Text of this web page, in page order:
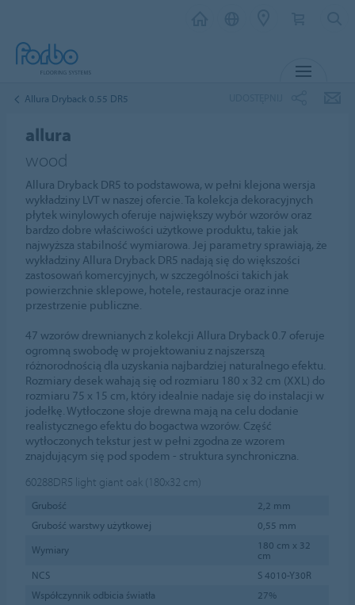
Allura Dryback 0.55 DR5
allura
wood
Allura Dryback DR5 to podstawowa, w pełni klejona wersja
wykładziny LVT w naszej ofercie. Ta kolekcja dekoracyjnych
płytek winylowych oferuje największy wybór wzorów oraz
bardzo dobre właściwości użytkowe produktu, takie jak
najwyższa stabilność wymiarowa. Jej parametry sprawiają, że
wykładziny Allura Dryback DR5 nadają się do większości
zastosowań komercyjnych, w szczególności takich jak
powierzchnie sklepowe, hotele, restauracje oraz inne
przestrzenie publiczne.
47 wzorów drewnianych z kolekcji Allura Dryback 0.7 oferuje
ogromną swobodę w projektowaniu z najszerszą
różnorodnością dla uzyskania najbardziej naturalnego efektu.
Rozmiary desek wahają się od rozmiaru 180 x 32 cm (XXL) do
rozmiaru 75 x 15 cm, który idealnie nadaje się do instalacji w
jodełkę. Wytłoczone słoje drewna mają na celu dodanie
realistycznego efektu do bogactwa wzorów. Część
wytłoczonych tekstur jest w pełni zgodna ze wzorem
znajdującym się pod spodem - struktura synchroniczna.
60288DR5 light giant oak (180x32 cm)
Grubość
2,2 mm
Grubość warstwy użytkowej
0,55 mm
Wymiary
180 cm x 32
cm
NCS
S 4010-Y30R
Współczynnik odbicia światła
27%